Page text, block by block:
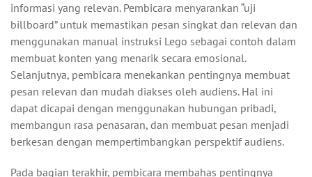
informasi yang relevan. Pembicara menyarankan “uji
billboard” untuk memastikan pesan singkat dan relevan dan
menggunakan manual instruksi Lego sebagai contoh dalam
membuat konten yang menarik secara emosional.
Selanjutnya, pembicara menekankan pentingnya membuat
pesan relevan dan mudah diakses oleh audiens. Hal ini
dapat dicapai dengan menggunakan hubungan pribadi,
membangun rasa penasaran, dan membuat pesan menjadi
berkesan dengan mempertimbangkan perspektif audiens.
Pada bagian terakhir, pembicara membahas pentingnya